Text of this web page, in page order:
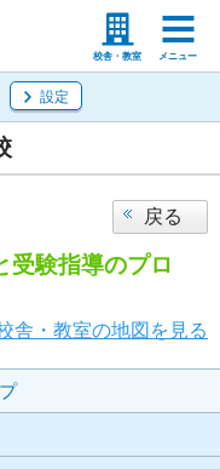
校舎・教室 メニュー
等学校の先生
設定
戻る
受験指導のプロ
舎・教室の地図を見る